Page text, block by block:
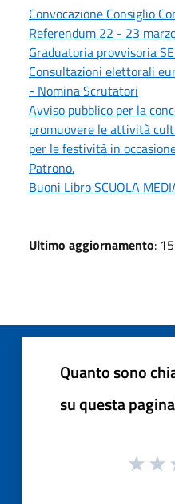
Convocazione Consiglio
Referendum 22 - 23
Graduatoria provvisoria
Consultazioni elettorali
- Nomina Scrutatori
Avviso pubblico per la
promuovere le attività
per le festività in
Patrono.
Buoni Libro SCUOLA
Ultimo aggiornamento:
Quanto sono
su questa